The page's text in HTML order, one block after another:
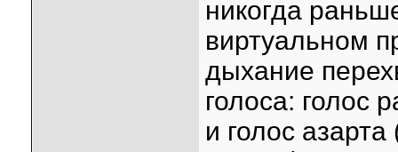
никогда
виртуальном
дыхание
голоса: голос
и голос